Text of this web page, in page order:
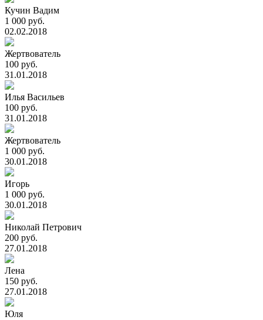
Кучин Вадим
1 000 руб.
02.02.2018
Жертвователь
100 руб.
31.01.2018
Илья Васильев
100 руб.
31.01.2018
Жертвователь
1 000 руб.
30.01.2018
Игорь
1 000 руб.
30.01.2018
Николай Петрович
200 руб.
27.01.2018
Лена
150 руб.
27.01.2018
Юля